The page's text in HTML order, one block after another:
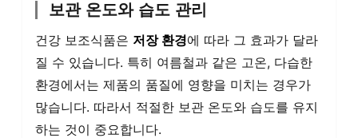
보관 온도와 습도 관리
건강 보조식품은 저장 환경에 따라 그 효과가 달라
질 수 있습니다. 특히 여름철과 같은 고온, 다습한
환경에서는 제품의 품질에 영향을 미치는 경우가
많습니다. 따라서 적절한 보관 온도와 습도를 유지
하는 것이 중요합니다.